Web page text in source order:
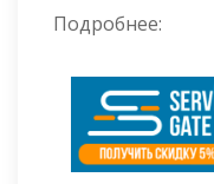
Подробнее: